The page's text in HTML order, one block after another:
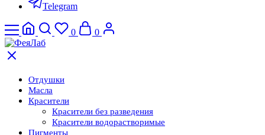
Telegram
0 0
Отдушки
Масла
Красители
Красители без разведения
Красители водорастворимые
Пигменты